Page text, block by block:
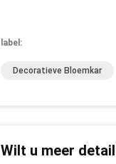
label:
Decoratieve Bloemkar
Wilt u meer